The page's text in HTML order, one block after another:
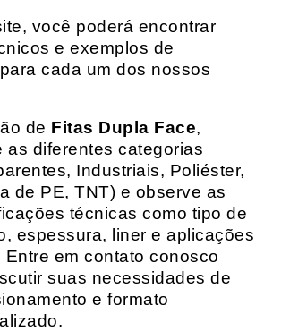
você poderá encontrar
e exemplos de
cada um dos nossos
de Fitas Dupla Face,
as diferentes categorias
Industriais, Poliéster,
de PE, TNT) e observe as
técnicas como tipo de
espessura, liner e aplicações
Entre em contato conosco
suas necessidades de
e formato